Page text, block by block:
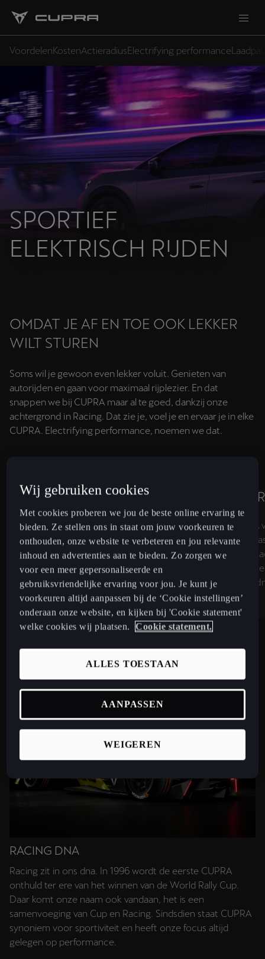
VoordelenKostenActieradiusElectrifying performance
SPORTIEF
ELEKTRISCH RIJDEN
OMDAT JE AF EN TOE OOK LEKKER
WILT STUREN
Soms wil je gewoon even lekker voluit. Genieten van
autorijden en gaan voor maximaal rijplezier. En dat
snappen we bij CUPRA maar al te goed, dankzij onze
achtergrond in Racing. Dat zie je, voel je en ervaar je in elke
CUPRA. Electrifying performance, noemen we dat.
ELECTRIFYING
Elektrisch rijden saai? Niet met CUPRA.
Wij bewijzen dat elektrisch rijden je
adrenaline een krachtige boost geeft.
Wij zijn er voor hen die de energie wil
voelen. Bij elke start, in elke bocht en op
het rechte stuk.
Bij CUPRA
gaat om
Krachtige
besturing
zit in ons
modellen.
RACING DNA
Racing zit in ons dna. In 1996 wordt de eerste CUPRA
onthuld ter ere van het winnen van de World Rally Cup.
Daar komt onze naam ook vandaan, het is een
samenvoeging van Cup en Racing. Sindsdien staat CUPRA
synoniem voor sportiviteit en heeft onze focus altijd
gelegen op performance.
Wij gebruiken cookies
Met cookies proberen we jou de beste online ervaring te
bieden. Ze stellen ons in staat om jouw voorkeuren te
onthouden, onze website te verbeteren en jou relevante
inhoud en advertenties aan te bieden. Zo zorgen we
voor een meer gepersonaliseerde en
gebruiksvriendelijke ervaring voor jou. Je kunt je
voorkeuren altijd aanpassen bij de ‘Cookie instellingen’
onderaan onze website, en kijken bij 'Cookie statement'
welke cookies wij plaatsen.
Cookie statement.
WEIGEREN
ALLES TOESTAAN
AANPASSEN